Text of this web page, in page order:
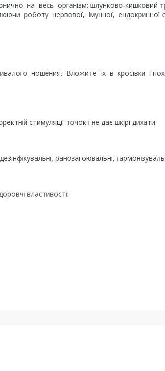
на весь організм: шлунково-кишковий
роботу нервової, імунної, ендокринної
ношения. Вложите їх в кросівки і
стимуляції точок і не дає шкірі дихати.
ранозагоювальні,
властивості: